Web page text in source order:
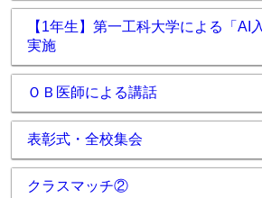
【1年生】第一工科大学による「AI
実施
ＯＢ医師による講話
表彰式・全校集会
クラスマッチ②